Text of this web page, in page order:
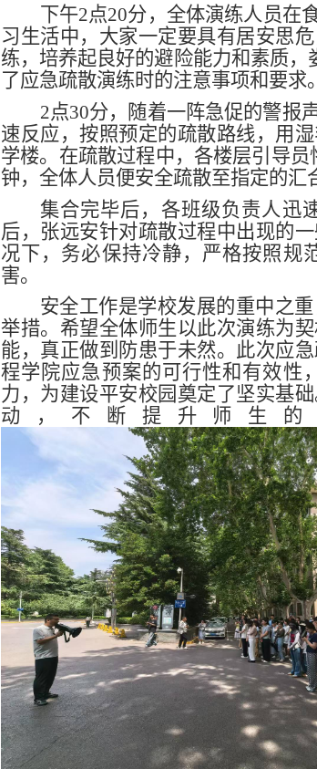
下午2点20分，全体演练人员在
习生活中，大家一定要具有居安思
练，培养起良好的避险能力和素质，
了应急疏散演练时的注意事项和要求
2点30分，随着一阵急促的警报
速反应，按照预定的疏散路线，用
学楼。在疏散过程中，各楼层引导
钟，全体人员便安全疏散至指定的汇
集合完毕后，各班级负责人迅
后，张远安针对疏散过程中出现的
况下，务必保持冷静，严格按照规
害。
安全工作是学校发展的重中之
举措。希望全体师生以此次演练为
能，真正做到防患于未然。此次应
程学院应急预案的可行性和有效性
力，为建设平安校园奠定了坚实基
动，不断提升师生